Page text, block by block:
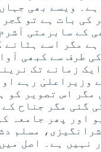
ویسے بھی
کی بات ہے تو
کے سابرمتی
ہے مگر اسے ہٹانے
طرف سے کبھی
زمانے تک
وزیراعلیٰ رہے
مگر اس تصویر کو
گئی مگر جناح کے
اور پھر جامعہ
مسلم
نہیں ہے۔ اصل